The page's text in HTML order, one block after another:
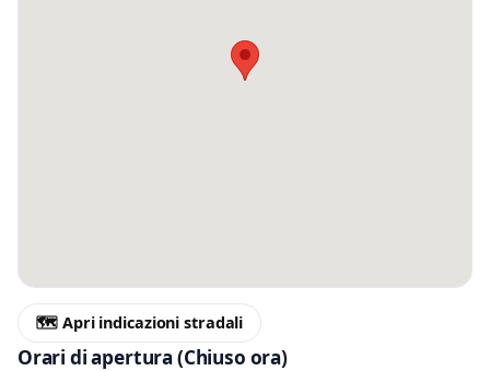
🗺️ Apri indicazioni stradali
Orari di apertura(Chiuso ora)